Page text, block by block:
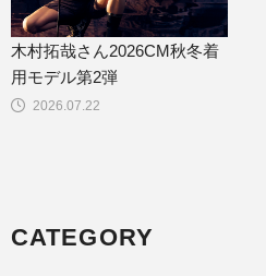
2026.07.22
木村拓哉さん2026CM秋冬着
用モデル第2弾
CATEGORY